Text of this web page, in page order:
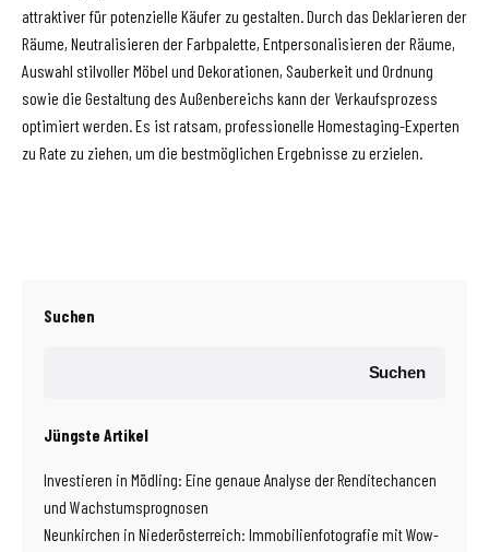
attraktiver für potenzielle Käufer zu gestalten. Durch das Deklarieren der
Räume, Neutralisieren der Farbpalette, Entpersonalisieren der Räume,
Auswahl stilvoller Möbel und Dekorationen, Sauberkeit und Ordnung
sowie die Gestaltung des Außenbereichs kann der Verkaufsprozess
optimiert werden. Es ist ratsam, professionelle Homestaging-Experten
zu Rate zu ziehen, um die bestmöglichen Ergebnisse zu erzielen.
Suchen
Suchen
Jüngste Artikel
Investieren in Mödling: Eine genaue Analyse der Renditechancen
und Wachstumsprognosen
Neunkirchen in Niederösterreich: Immobilienfotografie mit Wow-